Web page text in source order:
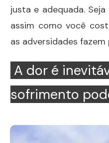
justa e adequada.
assim como você
as adversidades
A dor é
sofrimento